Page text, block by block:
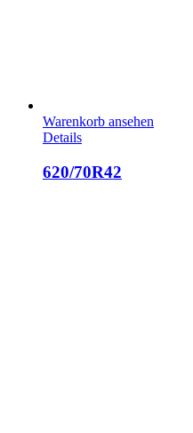
Warenkorb ansehen
Details
620/70R42